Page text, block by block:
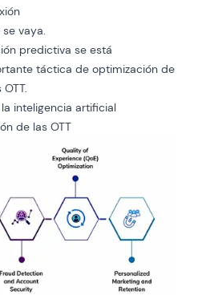
vaya.
predictiva se está
táctica de optimización de
inteligencia artificial
de las OTT